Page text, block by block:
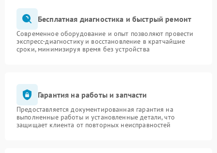
Бесплатная диагностика и быстрый ремонт
Современное оборудование и опыт позволяют провести
экспресс-диагностику и восстановление в кратчайшие
сроки, минимизируя время без устройства
Гарантия на работы и запчасти
Предоставляется документированная гарантия на
выполненные работы и установленные детали, что
защищает клиента от повторных неисправностей